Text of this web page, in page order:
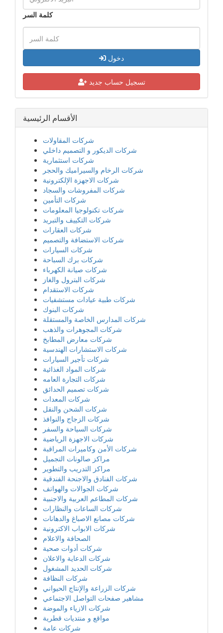
كلمة السر
دخول
تسجيل حساب جديد
الأقسام الرئيسية
شركات المقاولات
شركات الديكور و التصميم داخلي
شركات استثمارية
شركات الرخام والسيراميك والحجر
شركات الاجهزة الإلكترونية
شركات المفروشات والسجاد
شركات التأمين
شركات تكنولوجيا المعلومات
شركات التكييف والتبريد
شركات العقارات
شركات الاستضافة والتصميم
شركات السيارات
شركات برك السباحة
شركات صيانة الكهرباء
شركات البترول والغاز
شركات الاستقدام
شركات طبية عيادات مستشفيات
شركات البنوك
شركات المدارس الخاصة والمستقلة
شركات المجوهرات والذهب
شركات معارض المطابخ
شركات الاستشارات الهندسية
شركات تأجير السيارات
شركات المواد الغذائية
شركات التجارة العامه
شركات تصميم الحدائق
شركات المعدات
شركات الشحن والنقل
شركات الزجاج والنوافذ
شركات السياحة والسفر
شركات الاجهزة الرياضية
شركات الأمن وكاميرات المراقبة
مراكز صالونات التجميل
مراكز التدريب والتطوير
شركات الفنادق والاجنحة الفندقية
شركات الجوالات والهواتف
شركات المطاعم العربية والاجنبية
شركات الساعات والنظارات
شركات مصانع الاصباغ والدهانات
شركات الابواب الاكترونية
الصحافة والاعلام
شركات أدوات صحية
شركات الدعاية والاعلان
شركات الحديد المشغول
شركات النظافة
شركات الزراعة والإنتاج الحيواني
مشاهير صفحات التواصل الاجتماعي
شركات الازياء والموضة
مواقع و منتديات قطرية
شركات عامة